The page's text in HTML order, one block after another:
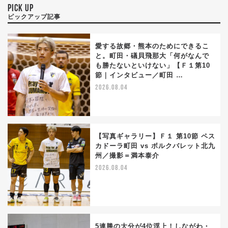
PICK UP
ピックアップ記事
愛する故郷・熊本のためにできるこ
と。町田・礒貝飛那大「何がなんで
も勝たないといけない」【Ｆ１第10
節｜インタビュー／町田 …
2026.08.04
【写真ギャラリー】Ｆ１ 第10節 ペス
カドーラ町田 vs ボルクバレット北九
州／撮影＝満本泰介
2026.08.04
5連勝の大分が4位浮上！しながわ・